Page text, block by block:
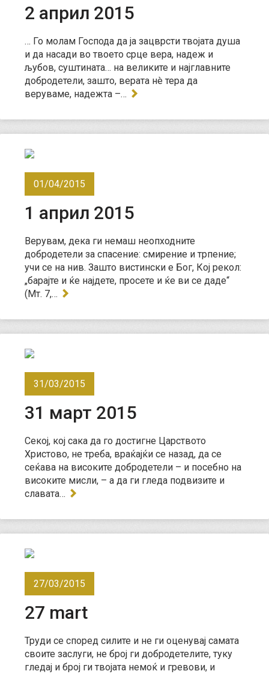
2 април 2015
… Го молам Господа да ја зацврсти твојата душа
и да насади во твоето срце вера, надеж и
љубов, суштината… на великите и најглавните
добродетели, зашто, верата нè тера да
веруваме, надежта –…
01/04/2015
1 април 2015
Верувам, дека ги немаш неопходните
добродетели за спасение: смирение и трпение;
учи се на нив. Зашто вистински е Бог, Кој рекол:
„барајте и ќе најдете, просете и ќе ви се даде“
(Мт. 7,…
31/03/2015
31 март 2015
Секој, кој сака да го достигне Царството
Христово, не треба, враќајќи се назад, да се
сеќава на високите добродетели – и посебно на
високите мисли, – а да ги гледа подвизите и
славата…
27/03/2015
27 mart
Труди се според силите и не ги оценувај самата
своите заслуги, не број ги добродетелите, туку
гледај и број ги твојата немоќ и гревови, и